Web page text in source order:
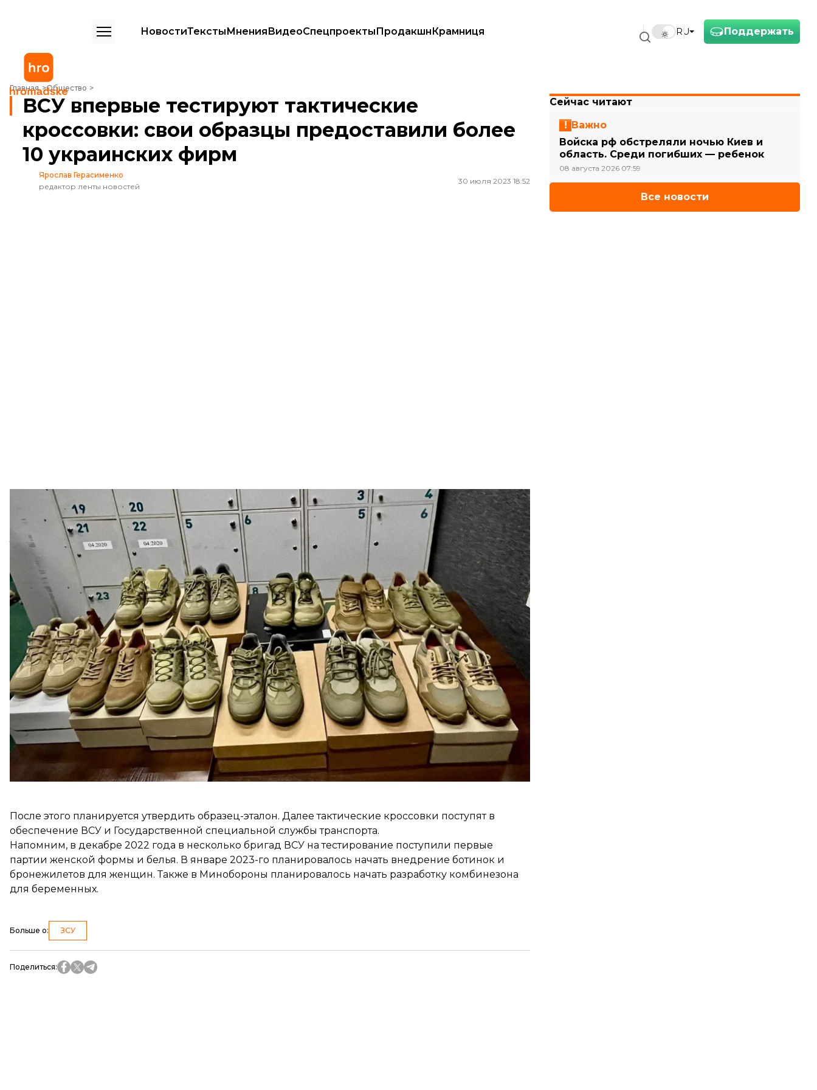
Поддержать
RU
НовостиТекстыМненияВидеоСпецпроектыПродакшнКрамниця
Главная Общество
ВСУ впервые тестируют тактические кроссовки: свои образцы предоставили более 10 украинских фирм
ВСУ впервые тестируют тактические
кроссовки: свои образцы предоставили более
10 украинских фирм
Ярослав Герасименко
редактор ленты новостей
30 июля 2023 18:52
Первый этап испытаний кроссовок военнослужащими на удобство и комфорт завершился
Telegram / Міноборони
В Вооруженных силах Украины впервые проходят военно—исследовательские испытания
тактических кроссовок. Свои образцы вызвались предоставить более 10 украинских фирм.
Об этом
сообщает
Министерство обороны Украины.
В ведомстве отметили, что первый этап испытаний военнослужащими на удобство и комфорт
завершился.
«После получения отзывов из войск офицеры ЦУРСМЗпрорабатывают техническую спецификацию
по данному предмету с учетом рекомендаций и предложений военнослужащих»,— рассказали в
Минобороны.
После этого планируется утвердить образец-эталон. Далее тактические кроссовки поступят в
обеспечение ВСУ и Государственной специальной службы транспорта.
Напомним, в декабре 2022 года в несколько бригад ВСУ на тестирование поступили первые
партии женской формы и белья. В январе 2023-го планировалось начать внедрение ботинок и
бронежилетов для женщин. Также в Минобороны планировалось начать разработку комбинезона
для беременных.
Больше о: ЗСУ
Поделиться:
Сейчас читают
Важно
Войска рф обстреляли ночью Киев и
область. Среди погибших — ребенок
08 августа 2026 07:59
Все новости